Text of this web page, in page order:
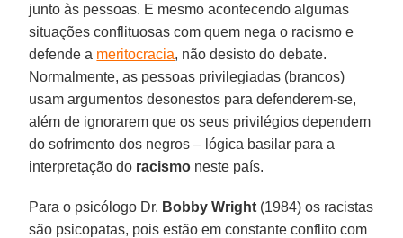
junto às pessoas. E mesmo acontecendo algumas
situações conflituosas com quem nega o racismo e
defende a meritocracia, não desisto do debate.
Normalmente, as pessoas privilegiadas (brancos)
usam argumentos desonestos para defenderem-se,
além de ignorarem que os seus privilégios dependem
do sofrimento dos negros – lógica basilar para a
interpretação do racismo neste país.
Para o psicólogo Dr. Bobby Wright (1984) os racistas
são psicopatas, pois estão em constante conflito com